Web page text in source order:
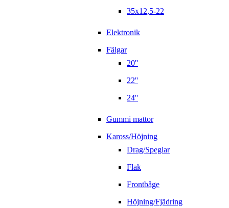
35x12,5-22
Elektronik
Fälgar
20''
22''
24''
Gummi mattor
Kaross/Höjning
Drag/Speglar
Flak
Frontbåge
Höjning/Fjädring